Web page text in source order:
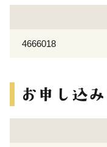
4666018